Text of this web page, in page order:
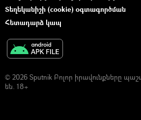
Տեղեկանիշի (cookie) օգտագործման
Հետադարձ կապ
© 2026 Sputnik Բոլոր իրավունքները
են. 18+